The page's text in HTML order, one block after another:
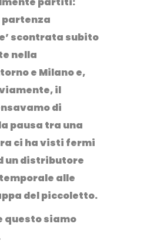
scontrata subito
nella
e Milano e,
il
di
pausa tra una
ci ha visti fermi
un distributore
alle
del piccoletto.
questo siamo